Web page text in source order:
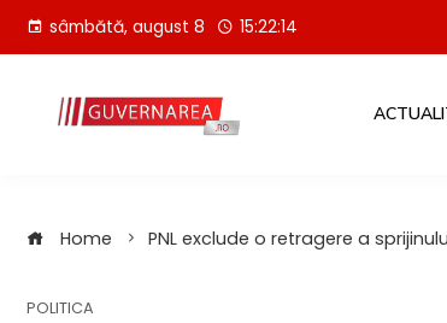
Skip sâmbătă, august 8 15:22:15
Home PNL exclude o retragere a
POLITICA